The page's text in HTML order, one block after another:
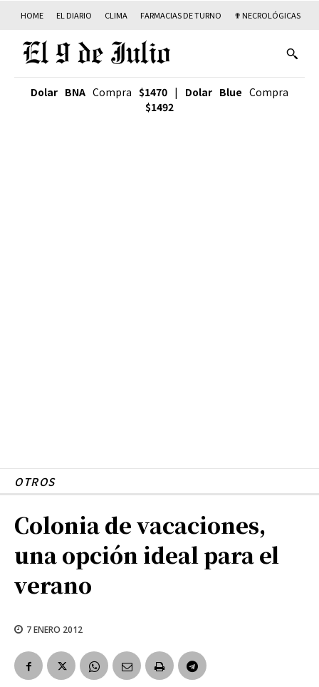
HOME EL DIARIO CLIMA FARMACIAS DE TURNO ✟ NECROLÓGICAS
Dolar BNA Compra $1470 | Dolar Blue Compra
$1492
OTROS
Colonia de vacaciones,
una opción ideal para el
verano
7 ENERO 2012